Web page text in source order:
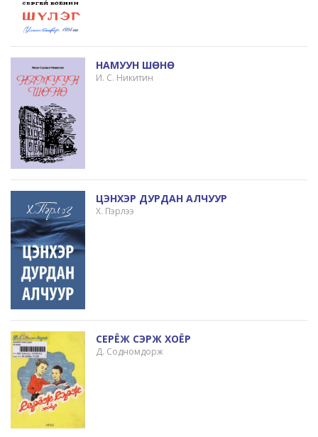
НАМУУН ШӨНӨ
И. С. Никитин
ЦЭНХЭР ДУРДАН АЛЧУУР
Х. Пэрлээ
СЕРЁЖ СЭРЖ ХОЁР
Д. Содномдорж